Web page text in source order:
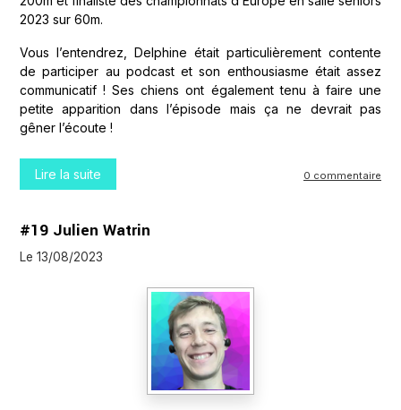
2023 sur 60m.
Vous l’entendrez, Delphine était particulièrement contente
de participer au podcast et son enthousiasme était assez
communicatif ! Ses chiens ont également tenu à faire une
petite apparition dans l’épisode mais ça ne devrait pas
gêner l’écoute !
Lire la suite 0 commentaire
#19 Julien Watrin
Le 13/08/2023